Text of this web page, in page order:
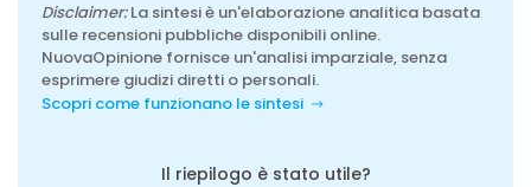
Disclaimer:La sintesi è un'elaborazione analitica basata
sulle recensioni pubbliche disponibili online.
NuovaOpinione fornisce un'analisi imparziale, senza
esprimere giudizi diretti o personali.
Scopri come funzionano le sintesi
Il riepilogo è stato utile?